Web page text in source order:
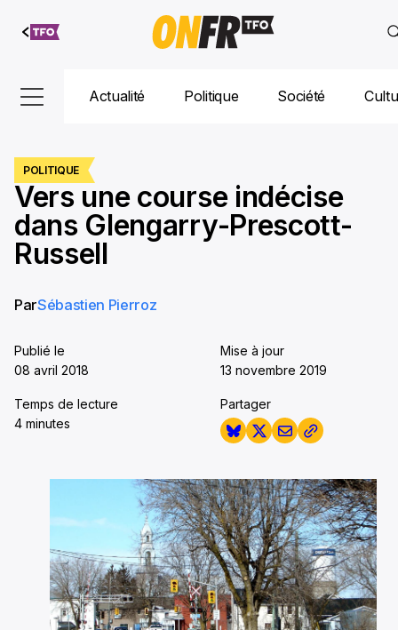
Aller au
contenu
Actualité Politique Société
POLITIQUE
Vers une course indécise
dans Glengarry-Prescott-
Russell
ParSébastien Pierroz
Publié le
08 avril 2018
Mise à jour
13 novembre 2019
Temps de lecture
4 minutes
Partager